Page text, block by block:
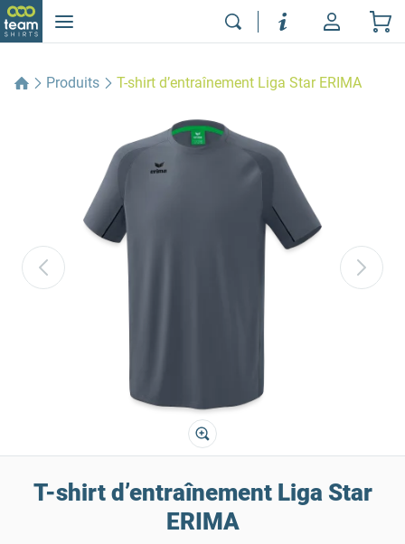
Produits T-shirt d’entraînement Liga Star ERIMA
T-shirt d’entraînement Liga Star
ERIMA